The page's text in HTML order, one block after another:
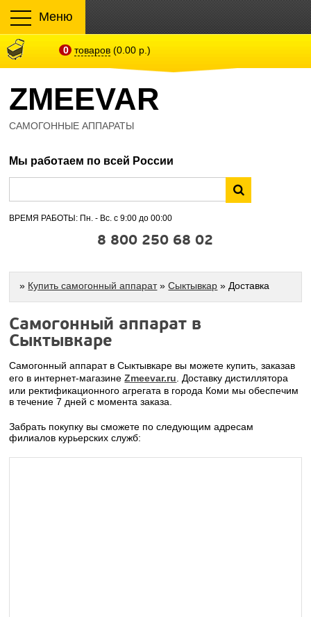
Меню
0 товаров (0.00 р.)
ZMEEVAR
САМОГОННЫЕ АППАРАТЫ
Мы работаем по всей России
ВРЕМЯ РАБОТЫ: Пн. - Вс. с 9:00 до 00:00
8 800 250 68 02
» Купить самогонный аппарат»Сыктывкар » Доставка
Самогонный аппарат в
Сыктывкаре
Самогонный аппарат в Сыктывкаре вы можете купить, заказав
его в интернет-магазинеZmeevar.ru . Доставку дистиллятора
или ректификационного агрегата в города Коми мы обеспечим
в течение 7 дней с момента заказа.
Забрать покупку вы сможете по следующим адресам
филиалов курьерских служб: